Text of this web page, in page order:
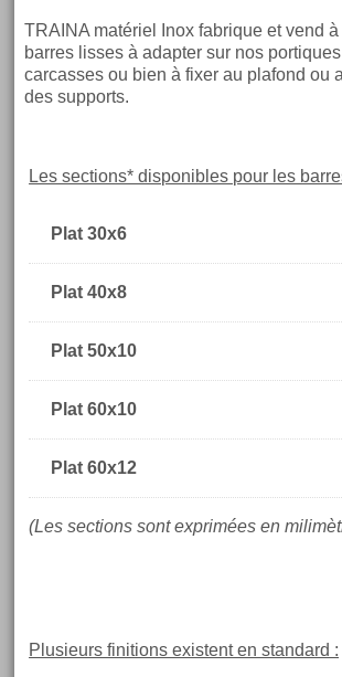
TRAINA matériel Inox fabrique et vend
barres lisses à adapter sur nos
carcasses ou bien à fixer au plafond ou
des supports.
Les sections* disponibles pour les
Plat 30x6
Plat 40x8
Plat 50x10
Plat 60x10
Plat 60x12
(Les sections sont exprimées en
Plusieurs finitions existent en standard :